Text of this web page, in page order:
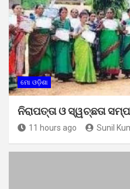
ମୋ ଓଡ଼ିଶା
ନିରାପତ୍ତା ଓ ସ୍ୱଚ୍ଛତା
11 hours ago Sunil